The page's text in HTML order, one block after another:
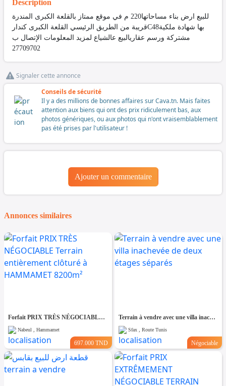
Description
للبيع ارض بناء مساحاتها220 م في موقع ممتاز بالقلعة الكبرى المندرة
قريبة من الطريق الرئيسي القلعة الكبرى كندارC48بها شهادة ملكية
مشتركة ورسم عقاريالبيع عالشياع لمزيد المعلومات الإتصال ب
Signaler cette annonce
Conseils de sécurité
Il y a des millions de bonnes affaires sur Cava.tn. Mais faites
attention aux biens qui ont des prix ridiculement bas, aux
photos génériques, ou aux photos qui n'ont vraisemblablement
pas été prises par l'utilisateur !
Ajouter un commentaire
Annonces similaires
Forfait PRIX TRÈS NÉGOCIABLE Terrain entièrement clôturé à HAMMAMET 8200m²
Nabeul , Hammamet
697.000 TND
Terrain à vendre avec une villa inachevée de deux étages séparés
Sfax , Route Tunis
Négociable